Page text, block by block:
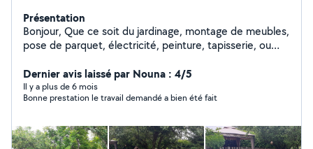
Présentation
Bonjour, Que ce soit du jardinage, montage de meubles,
pose de parquet, électricité, peinture, tapisserie, ou
en même temps de rénover ma maison niveau placo et
électricité, tout comme peinture et papiers peints !
Dernier avis laissé par Nouna : 4/5
Il y a plus de 6 mois
Bonne prestation le travail demandé a bien été fait